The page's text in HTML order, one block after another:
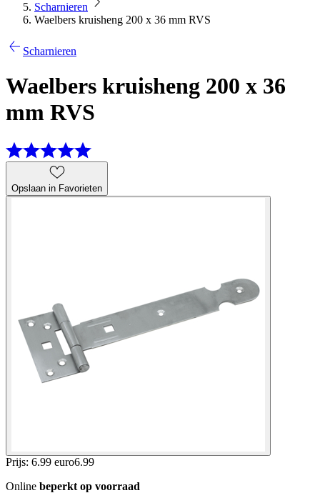
Scharnieren
Waelbers kruisheng 200 x 36 mm RVS
Scharnieren
Waelbers kruisheng 200 x 36
mm RVS
Opslaan in Favorieten
Prijs: 6.99 euro6.99
Online beperkt op voorraad